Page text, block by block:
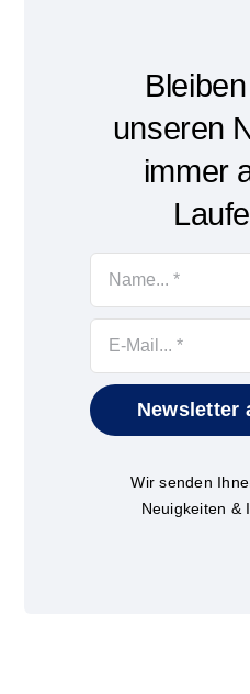
unseren
immer
Newsletter
Wir senden
Neuigkeiten &